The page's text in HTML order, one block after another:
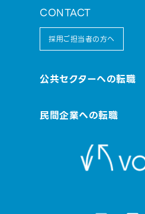
CONTACT
採用ご担当者の方へ
公共セクターへの転職
民間企業への転職